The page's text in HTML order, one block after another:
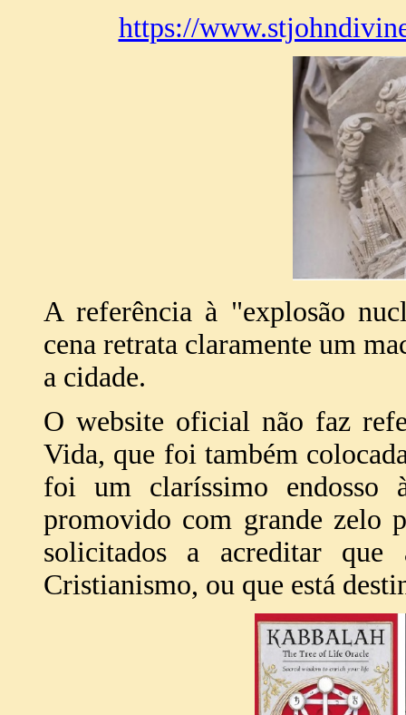
https://
A referência à "explosão
cena retrata claramente um
a cidade.
O website oficial não faz
Vida, que foi também
foi um claríssimo endosso
promovido com grande zelo
solicitados a acreditar que
Cristianismo, ou que está